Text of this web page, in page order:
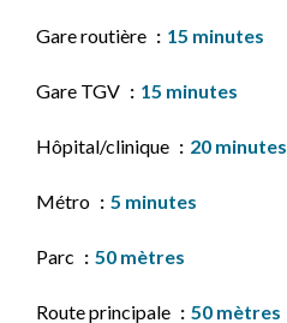
Gare routière 15 minutes
Gare TGV 15 minutes
Hôpital/clinique 20 minutes
Métro 5 minutes
Parc 50 mètres
Route principale 50 mètres